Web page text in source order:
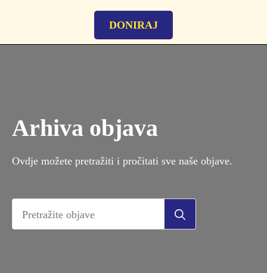
DONIRAJ
Arhiva objava
Ovdje možete pretražiti i pročitati sve naše objave.